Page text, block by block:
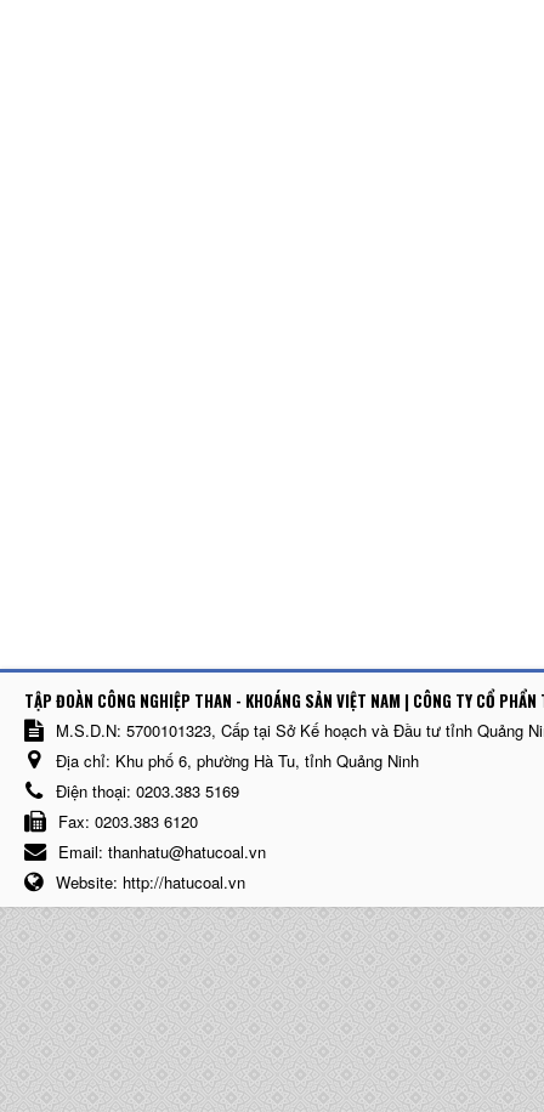
TẬP ĐOÀN CÔNG NGHIỆP THAN - KHOÁNG SẢN VIỆT NAM | CÔNG TY CỔ
M.S.D.N: 5700101323, Cấp tại Sở Kế hoạch và Đầu tư tỉnh Quảng
Địa chỉ: Khu phố 6, phường Hà Tu, tỉnh Quảng Ninh
Điện thoại: 0203.383 5169
Fax: 0203.383 6120
Email: thanhatu@hatucoal.vn
Website: http://hatucoal.vn